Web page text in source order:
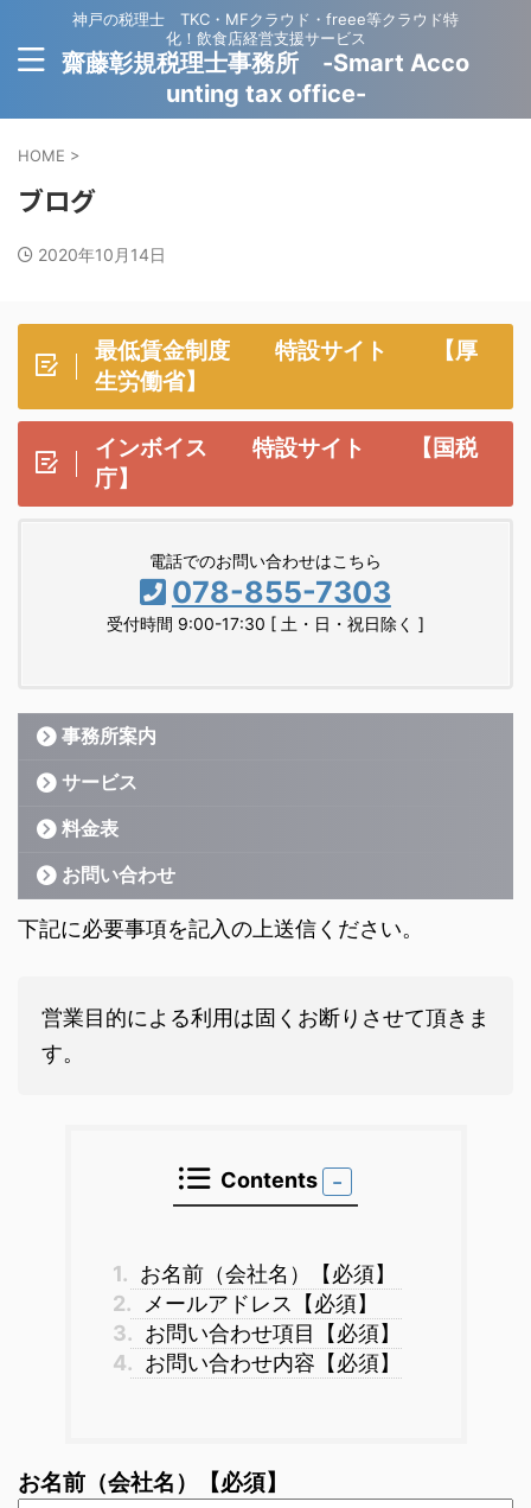
神戸の税理士 TKC・MFクラウド・freee等クラウド特
化！飲食店経営支援サービス
齋藤彰規税理士事務所 -Smart Acco
unting tax office-
HOME >
ブログ
2020年10月14日
最低賃金制度 特設サイト 【厚
生労働省】
インボイス 特設サイト 【国税
庁】
電話でのお問い合わせはこちら
078-855-7303
受付時間 9:00-17:30 [ 土・日・祝日除く ]
事務所案内
サービス
料金表
お問い合わせ
下記に必要事項を記入の上送信ください。
営業目的による利用は固くお断りさせて頂きま
す。
Contents
1. お名前（会社名）【必須】
2.
メールアドレス【必須】
3. お問い合わせ項目【必須】
4. お問い合わせ内容【必須】
お名前（会社名）【必須】